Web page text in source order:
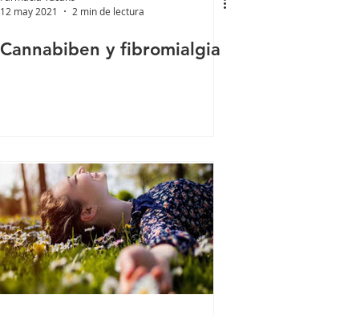
12 may 2021
2 min de lectura
Cannabiben y fibromialgia